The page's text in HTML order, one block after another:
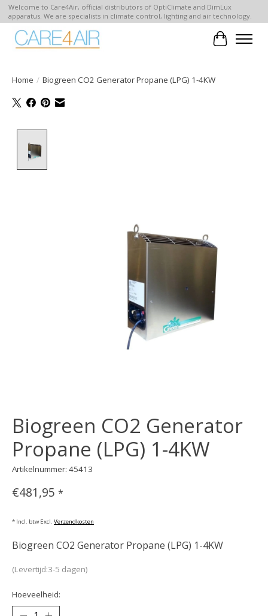
Welcome to Care4Air, official distributors of OptiClimate and DimLux
apparatus. We are specialists in climate control, lighting and air technology.
Home / Biogreen CO2 Generator Propane (LPG) 1-4KW
Biogreen CO2 Generator
Propane (LPG) 1-4KW
Artikelnummer: 45413
€481,95 *
* Incl. btw Excl. Verzendkosten
Biogreen CO2 Generator Propane (LPG) 1-4KW
(Levertijd:3-5 dagen)
Hoeveelheid: